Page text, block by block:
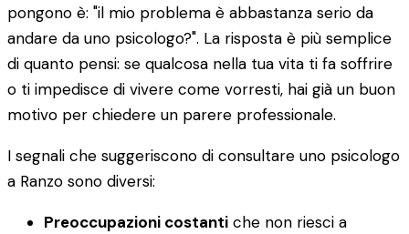
pongono è: "il mio problema è abbastanza serio da
andare da uno psicologo?". La risposta è più semplice
di quanto pensi: se qualcosa nella tua vita ti fa soffrire
o ti impedisce di vivere come vorresti, hai già un buon
motivo per chiedere un parere professionale.
I segnali che suggeriscono di consultare uno psicologo
a Ranzo sono diversi:
Preoccupazioni costanti che non riesci a